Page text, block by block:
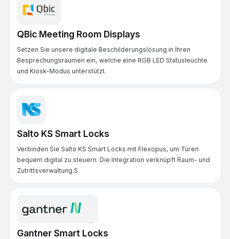
QBic Meeting Room Displays
Setzen Sie unsere digitale Beschilderungslösung in Ihren
Besprechungsräumen ein, welche eine RGB LED Statusleuchte
und Kiosk-Modus unterstützt.
Salto KS Smart Locks
Verbinden Sie Salto KS Smart Locks mit Flexopus, um Türen
bequem digital zu steuern. Die Integration verknüpft Raum- und
Zutrittsverwaltung.S
Gantner Smart Locks